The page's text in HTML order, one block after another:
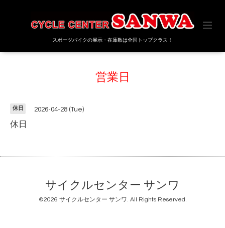
スポーツバイクの展示・在庫数は全国トップクラス！
営業日
休日 2026-04-28 (Tue)
休日
サイクルセンター サンワ
©2026 サイクルセンター サンワ. All Rights Reserved.